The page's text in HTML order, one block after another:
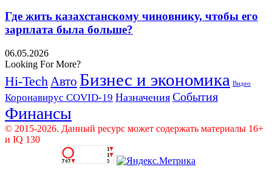
Где жить казахстанскому чиновнику, чтобы его
зарплата была больше?
06.05.2026
Looking For More?
Hi-Tech Авто Бизнес и экономика Видео
Коронавирус COVID-19 Назначения События
Финансы
© 2015-2026. Данный ресурс может содержать материалы 16+
и IQ 130